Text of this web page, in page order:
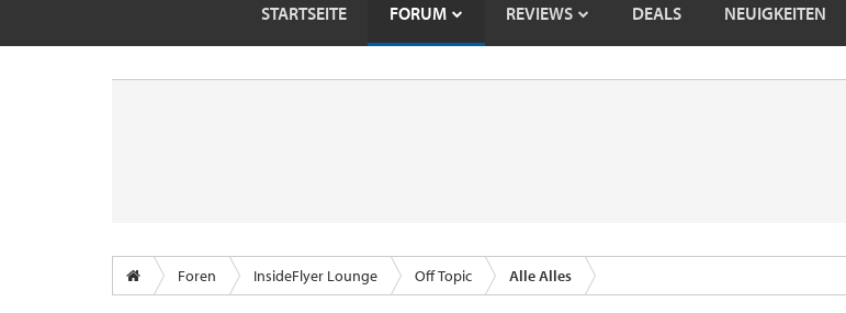
STARTSEITE FORUM REVIEWS DEALS NEUIGKEITEN
Foren InsideFlyer Lounge Off Topic Alle Alles